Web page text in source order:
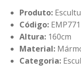
Produto:
Código: EMP771
Altura: 160cm
Material:
Categoria: